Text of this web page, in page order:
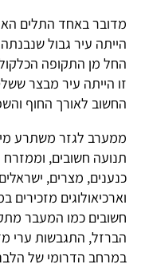
מדובר באחד התלים
הייתה עיר גבול
החל מן התקופה
זו הייתה עיר מבצר
החשוב לאורך החוף
ממערב לגזר משתרע
תנועה חשובים, וממזרח
כנענים, מצרים,
וארכיאולוגים
חשובים כמו המעבר
הברזל, התגבשות ערי
במרחב הדרומי של